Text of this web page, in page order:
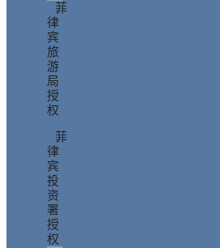
菲
律
宾
旅
游
局
授
权
菲
律
宾
投
资
署
授
权